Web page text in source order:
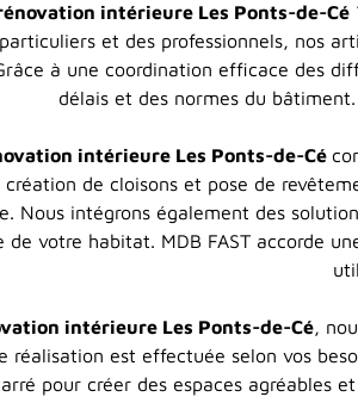
intérieure Les Ponts-de-Cé
et des professionnels, nos
à une coordination efficace des
délais et des normes du
intérieure Les Ponts-de-Cé
de cloisons et pose de
Nous intégrons également des
de votre habitat. MDB FAST accorde
intérieure Les Ponts-de-Cé,
réalisation est effectuée selon vos
pour créer des espaces agréables